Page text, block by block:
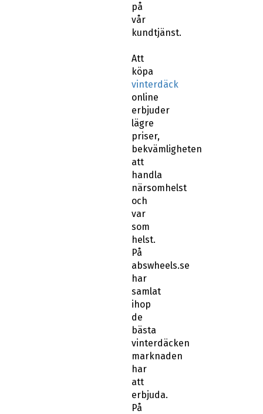
på
vår
kundtjänst.
Att
köpa
vinterdäck
online
erbjuder
lägre
priser,
bekvämligheten
att
handla
närsomhelst
och
var
som
helst.
På
abswheels.se
har
samlat
ihop
de
bästa
vinterdäcken
marknaden
har
att
erbjuda.
På